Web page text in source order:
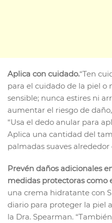
Aplica con cuidado.“Ten
para el cuidado de la piel o
sensible; nunca estires ni
aumentar el riesgo de
“Usa el dedo anular para
Aplica una cantidad del
palmadas suaves alrededor
Prevén daños adicionales
medidas protectoras como
una crema hidratante con
diario para proteger la piel
la Dra. Spearman.